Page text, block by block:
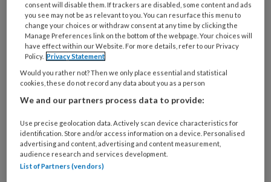
Wat
is
je
e-
mailadres?
* *
Kies
je
wachtwoord* *
Kies
je
functie *
Bij
consent will disable them. If trackers are disabled, some content and ads
you see may not be as relevant to you. You can resurface this menu to
change your choices or withdraw consent at any time by clicking the
Manage Preferences link on the bottom of the webpage. Your choices will
have effect within our Website. For more details, refer to our Privacy
Policy. Privacy Statement
Would you rather not? Then we only place essential and statistical
cookies, these do not record any data about you as a person
We and our partners process data to provide:
Use precise geolocation data. Actively scan device characteristics for
identification. Store and/or access information on a device. Personalised
advertising and content, advertising and content measurement,
audience research and services development.
List of Partners (vendors)